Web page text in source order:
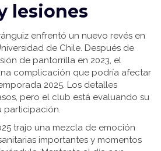
lesiones
enfrentó un nuevo revés en
de Chile. Después de
de pantorrilla en 2023, el
complicación que podría afectar
2025. Los detalles
pero el club está evaluando su
participación.
trajo una mezcla de emoción
importantes y momentos